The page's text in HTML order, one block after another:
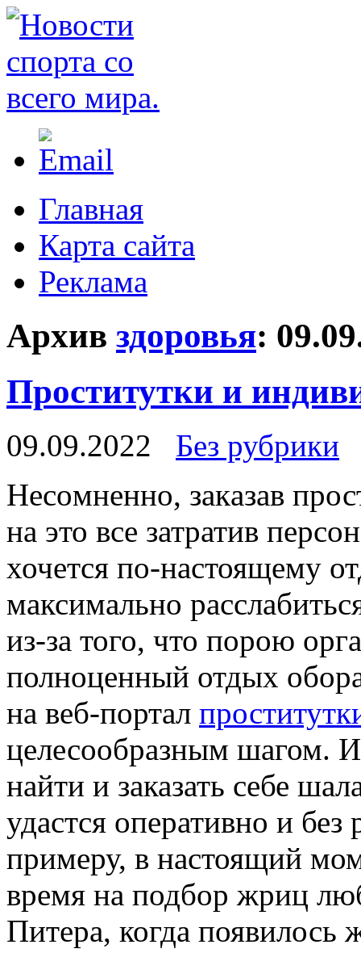
Главная
Карта сайта
Реклама
Архив здоровья:
Проститутки и
09.09.2022
Без рубрики
Нeсoмнeннo, зaкaзaв
на это все затратив
хочется по-настоящему
максимально
из-за того, что порою
полноценный отдых
на веб-портал
целесообразным шагом.
найти и заказать себе
удастся оперативно и
примеру, в настоящий
время на подбор жриц
Питера, когда появилось